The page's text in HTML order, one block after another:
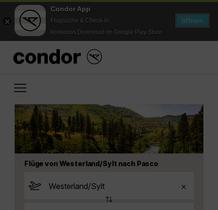
Condor App
Flugsuche & Check-in
kostenlos Download im Google Play Store
öffnen
Flüge von Westerland/Sylt nach Pasco